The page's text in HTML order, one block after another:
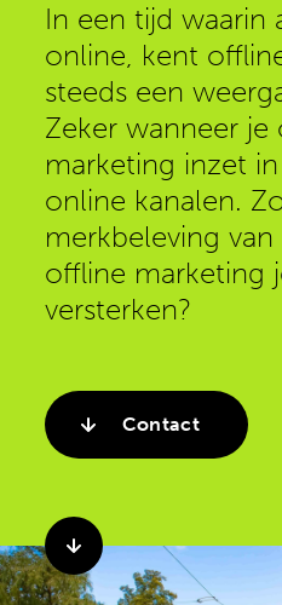
In een tijd waarin
online, kent
steeds een
Zeker wanneer je
marketing inzet
online kanalen.
merkbeleving
offline marketing
versterken?
Contact